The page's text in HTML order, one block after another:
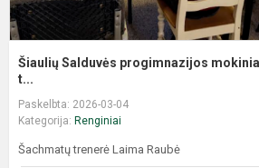
Šiaulių Salduvės progimnazijos
t...
Paskelbta: 2026-03-04
Kategorija: Renginiai
Šachmatų trenerė Laima Raubė